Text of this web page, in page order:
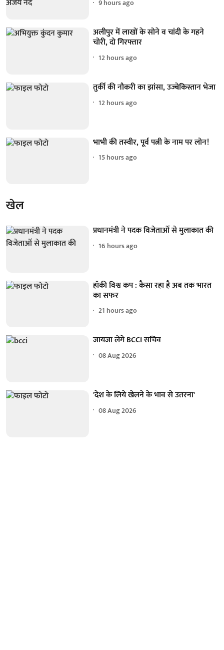
9 hours ago
अलीपुर में लाखों के सोने व चांदी के गहने
चोरी, दो गिरफ्तार
12 hours ago
तुर्की की नौकरी का झांसा, उज्बेकिस्तान भेजा
12 hours ago
भाभी की तस्वीर, पूर्व पत्नी के नाम पर लोन!
15 hours ago
खेल
प्रधानमंत्री ने पदक विजेताओं से मुलाकात की
16 hours ago
हॉकी विश्व कप : कैसा रहा है अब तक भारत
का सफर
21 hours ago
जायजा लेंगे BCCI सचिव
08 Aug 2026
'देश के लिये खेलने के भाव से उतरना'
08 Aug 2026